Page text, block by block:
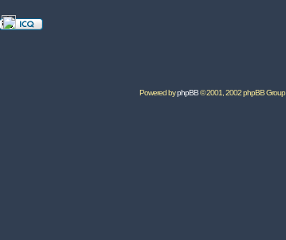
Powered byphpBB© 2001, 2002 phpBB Group